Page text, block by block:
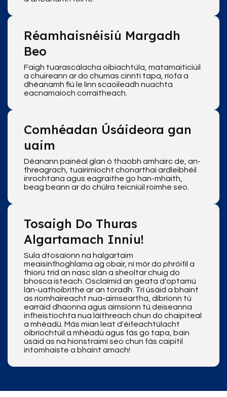
Réamhaisnéisiú Margadh
Beo
Faigh tuarascálacha oibiachtúla, matamaiticiúil
a chuireann ar do chumas cinntí tapa, ríofa a
dhéanamh fiú le linn scaoileadh nuachta
eacnamaíoch corraitheach.
Comhéadan Úsáideora gan
uaim
Déanann painéal glan ó thaobh amhairc de, an-
fhreagrach, tuairimíocht chonarthaí ardleibhéil
inrochtana agus eagraithe go han-mhaith,
beag beann ar do chúlra teicniúil roimhe seo.
Tosaigh Do Thuras
Algartamach Inniu!
Sula dtosaíonn na halgartaim
meaisínfhoghlama ag obair, ní mór do phróifíl a
fhíorú tríd an nasc slán a sheoltar chuig do
bhosca isteach. Osclaímid an geata d'optamú
lán-uathoibrithe ar an toradh. Trí úsáid a bhaint
as ríomhaireacht nua-aimseartha, díbríonn tú
earráid dhaonna agus aimsíonn tú deiseanna
infheistíochta nua láithreach chun do chaipiteal
a mhéadú. Más mian leat d'éifeachtúlacht
oibríochtúil a mhéadú agus fás go tapa, bain
úsáid as na hionstraimí seo chun fás caipitil
intomhaiste a bhaint amach!